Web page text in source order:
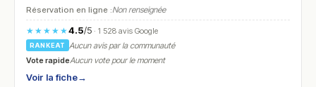
Réservation en ligne :Non renseignée
★★★★★4.5/5· 1 528 avis Google
RANKEAT
Aucun avis par la communauté
Vote rapideAucun vote pour le moment
Voir la fiche→